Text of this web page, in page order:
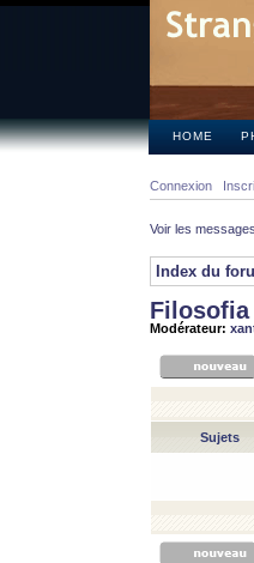
HOME
Connexion
Voir les
Index du
Filosofia
Modérateur:
Sujets